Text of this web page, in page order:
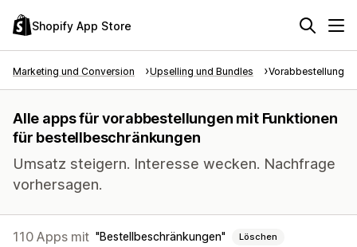
Shopify App Store
Marketing und Conversion Upselling und Bundles Vorabbestellungen
Alle apps für vorabbestellungen mit Funktionen
für bestellbeschränkungen
Umsatz steigern. Interesse wecken. Nachfrage
vorhersagen.
110 Apps mit Bestellbeschränkungen Löschen